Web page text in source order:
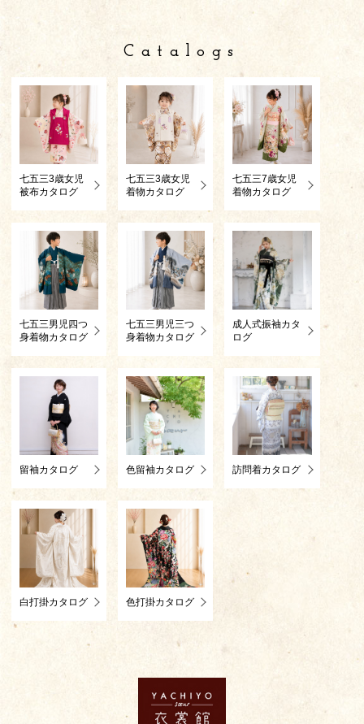
Catalogs
七五三3歳女児
被布カタログ
七五三3歳女児
着物カタログ
七五三7歳女児
着物カタログ
七五三男児四つ
身着物カタログ
七五三男児三つ
身着物カタログ
成人式振袖カタ
ログ
留袖カタログ 色留袖カタログ 訪問着カタログ
白打掛カタログ 色打掛カタログ